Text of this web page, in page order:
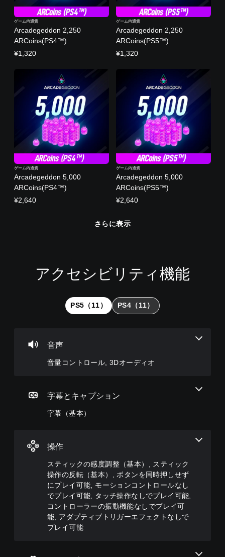
Arcadegeddon 2,250
ARCoins(PS4™)
ゲーム内通貨
¥1,320
Arcadegeddon 2,250
ARCoins(PS5™)
ゲーム内通貨
¥1,320
Arcadegeddon 5,000
ARCoins(PS4™)
ゲーム内通貨
¥2,640
Arcadegeddon 5,000
ARCoins(PS5™)
ゲーム内通貨
¥2,640
さらに表示
アクセシビリティ機能
PS5（11） PS4（11）
音声
音量コントロール, 3Dオーディオ
音
量
ル
々
量
を
下
げ
消
で
き
ま
す
。
3
D
字幕とキャプション
字幕（基本）
字
幕
要
ス
ー
キ
ク
タ
ー
の
み
字
幕
が
表
示
操作
スティックの感度調整（基本）, スティック
操作の反転（基本）, ボタンを同時押しせず
にプレイ可能, モーションコントロールなし
でプレイ可能, タッチ操作なしでプレイ可能,
コントローラーの振動機能なしでプレイ可
能, アダプティブトリガーエフェクトなしで
プレイ可能
ス
テ
度
整
本
）
ス
ッ
ク
の
感
度
を
い
く
つ
か
の
ゲ
ー
止
ー
プ
レ
イ
中
ー
ー
パ
ー
ト
の
再
生
中